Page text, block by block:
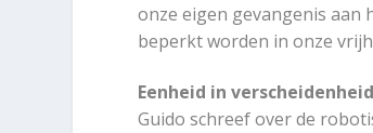
onze eigen gevangenis aan
beperkt worden in onze
Eenheid in
Guido schreef over de